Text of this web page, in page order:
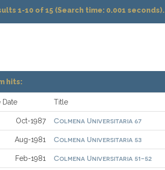
1-10 of 15 (Search time: 0.001 seconds).
hits:
Date Title
Oct-1987 Colmena Universitaria 67
Aug-1981 Colmena Universitaria 53
Feb-1981 Colmena Universitaria 51-52